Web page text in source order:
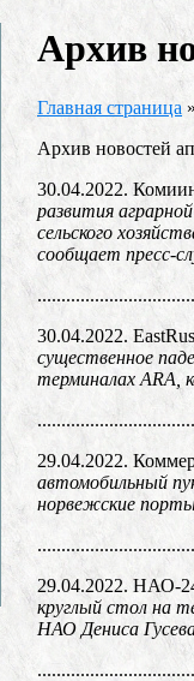
Архив
Главная страница
Архив новостей
30.04.2022.
развития
сельского
сообщает пресс-
30.04.2022.
существенное
терминалах ARA,
29.04.2022.
автомобильный
норвежские
29.04.2022. НАО-
круглый стол на
НАО Дениса